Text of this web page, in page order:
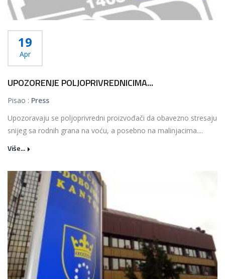
19
Apr
UPOZORENJE POLJOPRIVREDNICIMA...
Pisao : Press
Upozoravaju se poljoprivredni proizvođači da obavezno stresaju
snijeg sa rodnih grana na voću, a posebno na malinjacima....
Više...